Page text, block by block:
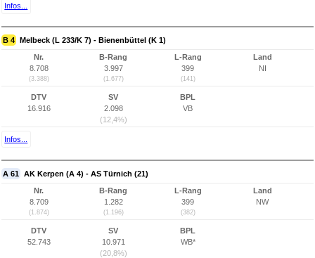
Infos...
B 4 Melbeck (L 233/K 7) - Bienenbüttel (K 1)
Nr.
8.708
(3.388)
B-Rang
3.997
(1.677)
L-Rang
399
(141)
Land
NI
DTV
16.916
SV
2.098
(12,4%)
BPL
VB
Infos...
A 61 AK Kerpen (A 4) - AS Türnich (21)
Nr.
8.709
(1.874)
B-Rang
1.282
(1.196)
L-Rang
399
(382)
Land
NW
DTV
52.743
SV
10.971
(20,8%)
BPL
WB*